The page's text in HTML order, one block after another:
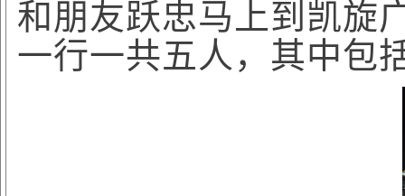
和朋友跃忠马上到凯旋
一行一共五人，其中包